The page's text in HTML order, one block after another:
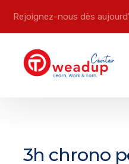
Rejoignez-nous dès
3h chrono